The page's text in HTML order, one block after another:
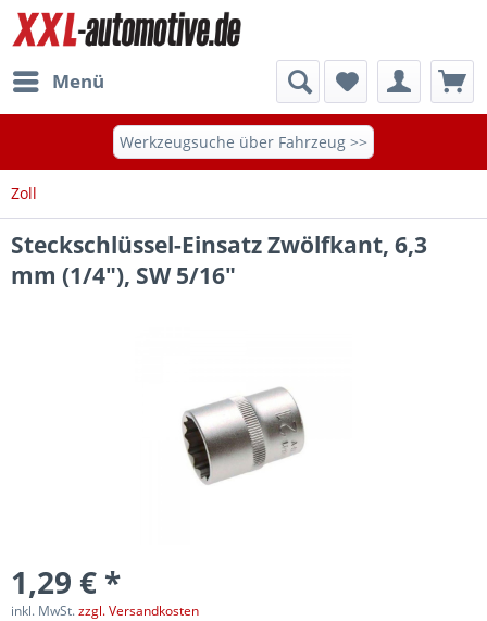
Menü
Werkzeugsuche über Fahrzeug >>
Zoll
Steckschlüssel-Einsatz Zwölfkant, 6,3
mm (1/4"), SW 5/16"
1,29 € *
inkl. MwSt.zzgl. Versandkosten